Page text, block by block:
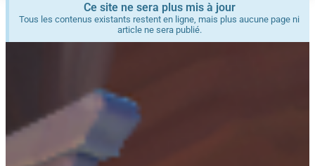
Ce site ne sera plus mis à jour
Tous les contenus existants restent en ligne, mais plus aucune page ni
article ne sera publié.